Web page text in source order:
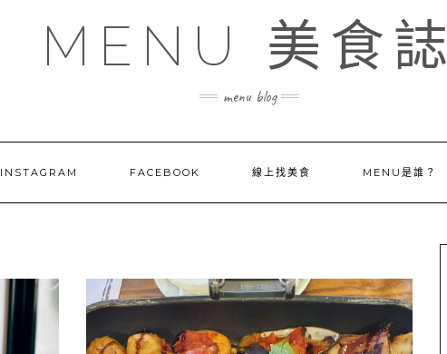
MENU 美食誌
menu blog
INSTAGRAM FACEBOOK 線上找美食 MENU是誰？